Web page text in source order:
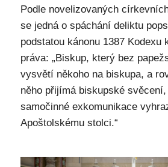
Podle novelizovaných
se jedná o spáchání deliktu
podstatou kánonu 1387 Kodexu
práva: „Biskup, který bez
vysvětí někoho na biskupa, a
něho přijímá biskupské
samočinné exkomunikace
Apoštolskému stolci.“